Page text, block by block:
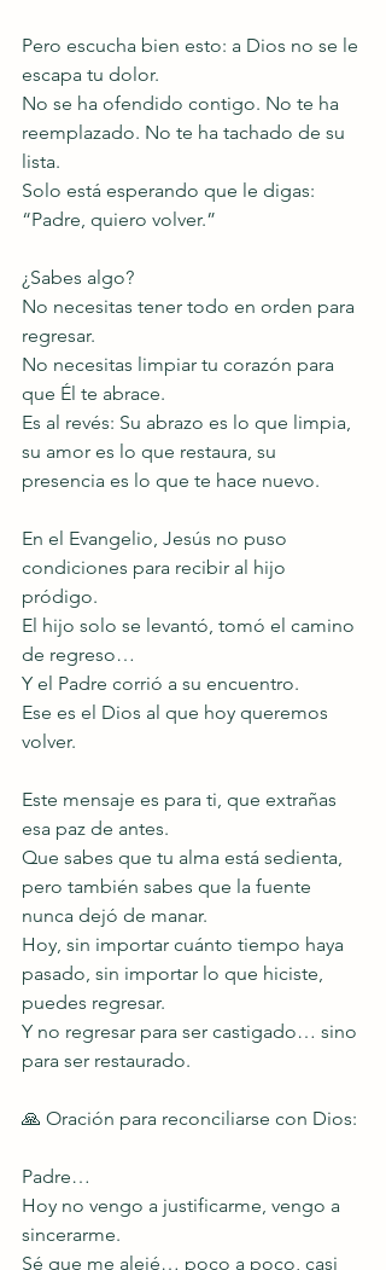
Pero escucha bien esto: a Dios no se le
escapa tu dolor.
No se ha ofendido contigo. No te ha
reemplazado. No te ha tachado de su
lista.
Solo está esperando que le digas:
“Padre, quiero volver.”
¿Sabes algo?
No necesitas tener todo en orden para
regresar.
No necesitas limpiar tu corazón para
que Él te abrace.
Es al revés: Su abrazo es lo que limpia,
su amor es lo que restaura, su
presencia es lo que te hace nuevo.
En el Evangelio, Jesús no puso
condiciones para recibir al hijo
pródigo.
El hijo solo se levantó, tomó el camino
de regreso…
Y el Padre corrió a su encuentro.
Ese es el Dios al que hoy queremos
volver.
Este mensaje es para ti, que extrañas
esa paz de antes.
Que sabes que tu alma está sedienta,
pero también sabes que la fuente
nunca dejó de manar.
Hoy, sin importar cuánto tiempo haya
pasado, sin importar lo que hiciste,
puedes regresar.
Y no regresar para ser castigado… sino
para ser restaurado.
🙏 Oración para reconciliarse con Dios:
Padre…
Hoy no vengo a justificarme, vengo a
sincerarme.
Sé que me alejé… poco a poco, casi